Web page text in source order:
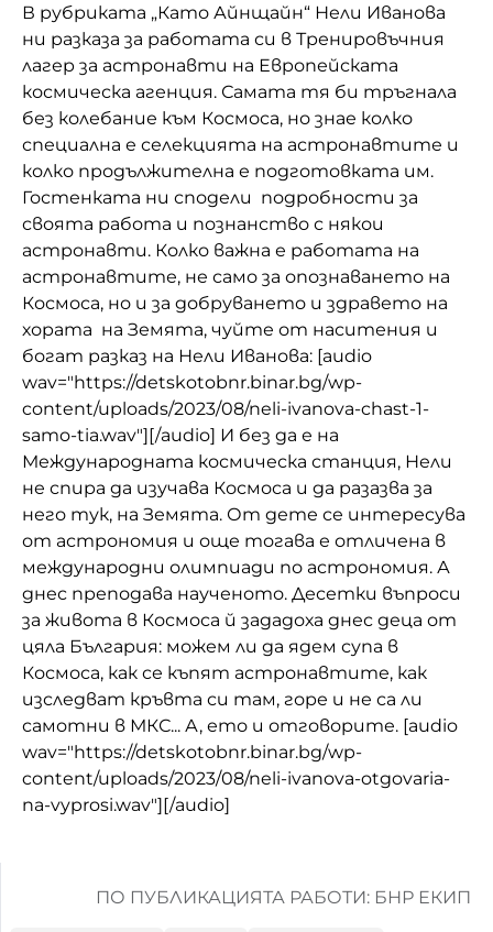
Домашен любимец
Питаме Ви
До ре ми
В рубриката „Като Айнщайн“ Нели Иванова
ни разказа за работата си в Тренировъчния
лагер за астронавти на Европейската
космическа агенция. Самата тя би тръгнала
без колебание към Космоса, но знае колко
специална е селекцията на астронавтите и
колко продължителна е подготовката им.
Гостенката ни сподели подробности за
своята работа и познанство с някои
астронавти. Колко важна е работата на
астронавтите, не само за опознаването на
Космоса, но и за добруването и здравето на
хората на Земята, чуйте от наситения и
богат разказ на Нели Иванова: [audio
wav="https://detskotobnr.binar.bg/wp-
content/uploads/2023/08/neli-ivanova-chast-1-
samo-tia.wav"][/audio] И без да е на
Международната космическа станция, Нели
не спира да изучава Космоса и да разазва за
него тук, на Земята. От дете се интересува
от астрономия и още тогава е отличена в
международни олимпиади по астрономия. А
днес преподава наученото. Десетки въпроси
за живота в Космоса й зададоха днес деца от
цяла България: можем ли да ядем супа в
Космоса, как се къпят астронавтите, как
изследват кръвта си там, горе и не са ли
самотни в МКС... А, ето и отговорите. [audio
wav="https://detskotobnr.binar.bg/wp-
content/uploads/2023/08/neli-ivanova-otgovaria-
na-vyprosi.wav"][/audio]
ПО ПУБЛИКАЦИЯТА РАБОТИ: БНР ЕКИП